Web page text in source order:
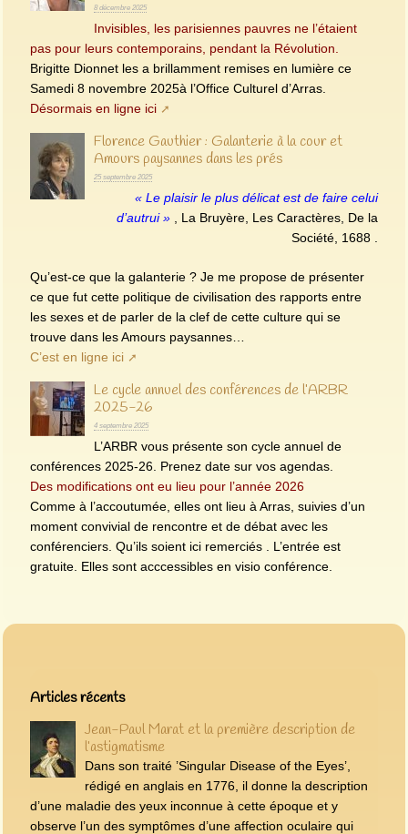
8 décembre 2025
Invisibles, les parisiennes pauvres ne l’étaient
pas pour leurs contemporains, pendant la Révolution.
Brigitte Dionnet les a brillamment remises en lumière ce
Samedi 8 novembre 2025à l’Office Culturel d’Arras.
Désormais en ligne ici
Florence Gauthier : Galanterie à la cour et
Amours paysannes dans les prés
25 septembre 2025
« Le plaisir le plus délicat est de faire celui
d’autrui »
, La Bruyère, Les Caractères, De la
Société, 1688 .
Qu’est-ce que la galanterie ? Je me propose de présenter
ce que fut cette politique de civilisation des rapports entre
les sexes et de parler de la clef de cette culture qui se
trouve dans les Amours paysannes…
C’est en ligne ici
Le cycle annuel des conférences de l’ARBR
2025-26
4 septembre 2025
L’ARBR vous présente son cycle annuel de
conférences 2025-26. Prenez date sur vos agendas.
Des modifications ont eu lieu pour l’année 2026
Comme à l’accoutumée, elles ont lieu à Arras, suivies d’un
moment convivial de rencontre et de débat avec les
conférenciers. Qu’ils soient ici remerciés . L’entrée est
gratuite. Elles sont acccessibles en visio conférence.
Articles les plus récents
Articles récents
Jean-Paul Marat et la première description de
l’astigmatisme
Dans son traité ’Singular Disease of the Eyes’,
rédigé en anglais en 1776, il donne la description
d’une maladie des yeux inconnue à cette époque et y
observe l’un des symptômes d’une affection oculaire qui